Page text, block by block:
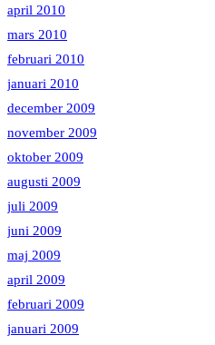
april 2010
mars 2010
februari 2010
januari 2010
december 2009
november 2009
oktober 2009
augusti 2009
juli 2009
juni 2009
maj 2009
april 2009
februari 2009
januari 2009